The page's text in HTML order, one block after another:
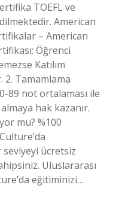
TOEFL ve
American
– American
Öğrenci
Katılım
2. Tamamlama
89 not ortalaması ile
hak kazanır.
mu? %100
ücretsiz
Uluslararası
eğitiminizi…